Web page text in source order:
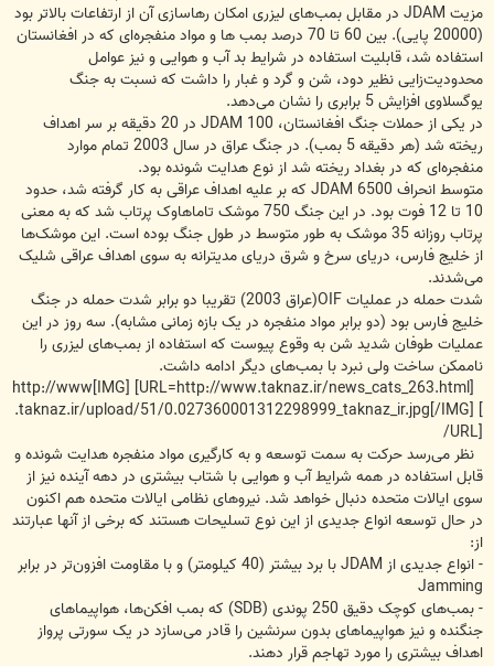
مزیت JDAM در مقابل بمب‌های لیزری امکان رهاسازی آن از ارتفاعات بالاتر بود
(20000 پایی). بین 60 تا 70 درصد بمب ها و مواد منفجره‌ای که در افغانستان
استفاده شد، قابلیت استفاده در شرایط بد آب و هوایی و نیز عوامل
محدودیت‌زایی نظیر دود، شن و گرد و غبار را داشت که نسبت به جنگ
یوگسلاوی افزایش 5 برابری را نشان می‌دهد.
در یکی از حملات جنگ افغانستان، 100 JDAM در 20 دقیقه بر سر اهداف
ریخته شد (هر دقیقه 5 بمب). در جنگ عراق در سال 2003 تمام موارد
منفجره‌ای که در بغداد ریخته شد از نوع هدایت شونده بود.
متوسط انحراف 6500 JDAM که بر علیه اهداف عراقی به کار گرفته شد، حدود
10 تا 12 فوت بود. در این جنگ 750 موشک تاماهاوک پرتاب شد که به معنی
پرتاب روزانه 35 موشک به طور متوسط در طول جنگ بوده است. این موشک‌ها
از خلیج فارس، دریای سرخ و شرق دریای مدیترانه به سوی اهداف عراقی شلیک
می‌شدند.
شدت حمله در عملیات OIF(عراق 2003) تقریبا دو برابر شدت حمله در جنگ
خلیج فارس بود (دو برابر مواد منفجره در یک بازه زمانی مشابه). سه روز در این
عملیات طوفان شدید شن به وقوع پیوست که استفاده از بمب‌های لیزری را
ناممکن ساخت ولی نبرد با بمب‌های دیگر ادامه داشت.
[URL=http://www.taknaz.ir/news_cats_263.html] [IMG]http://www
.taknaz.ir/upload/51/0.027360001312298999_taknaz_ir.jpg[/IMG] [
/URL]
نظر می‌رسد حرکت به سمت توسعه و به کارگیری مواد منفجره هدایت شونده و
قابل استفاده در همه شرایط آب و هوایی با شتاب بیشتری در دهه آینده نیز از
سوی ایالات متحده دنبال خواهد شد. نیروهای نظامی ایالات متحده هم اکنون
در حال توسعه انواع جدیدی از این نوع تسلیحات هستند که برخی از آنها عبارتند
از:
- انواع جدیدی از JDAM با برد بیشتر (40 کیلومتر) و با مقاومت افزون‌تر در برابر
Jamming
- بمب‌های کوچک دقیق 250 پوندی (SDB) که بمب افکن‌ها، هواپیماهای
جنگنده و نیز هواپیماهای بدون سرنشین را قادر می‌سازد در یک سورتی پرواز
اهداف بیشتری را مورد تهاجم قرار دهند.